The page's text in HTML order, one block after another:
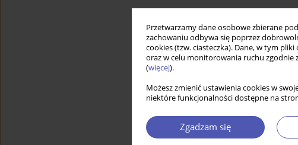
Przetwarzamy dane osobowe zbierane
zachowaniu odbywa się poprzez
cookies (tzw. ciasteczka). Dane, w tym
oraz w celu monitorowania ruchu zgodnie
(więcej).
Możesz zmienić ustawienia cookies w
niektóre funkcjonalności dostępne na
Zgadzam się